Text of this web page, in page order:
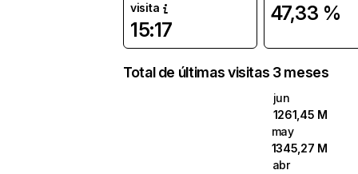
visita
15:17
47,33 %
Total de últimas visitas 3 meses
jun
1261,45 M
may
1345,27 M
abr